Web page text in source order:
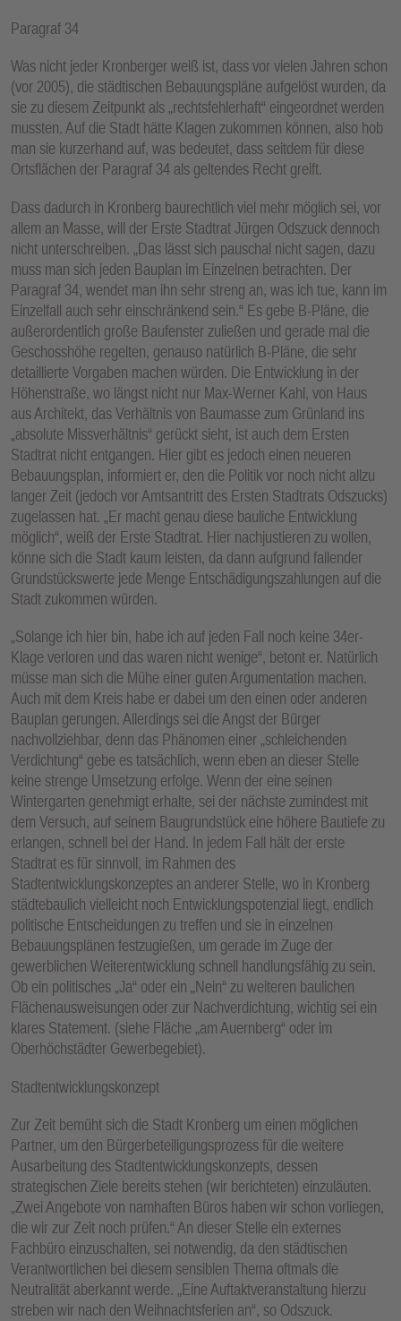
Paragraf 34
Was nicht jeder Kronberger weiß ist, dass vor vielen Jahren schon
(vor 2005), die städtischen Bebauungspläne aufgelöst wurden, da
sie zu diesem Zeitpunkt als „rechtsfehlerhaft“ eingeordnet werden
mussten. Auf die Stadt hätte Klagen zukommen können, also hob
man sie kurzerhand auf, was bedeutet, dass seitdem für diese
Ortsflächen der Paragraf 34 als geltendes Recht greift.
Dass dadurch in Kronberg baurechtlich viel mehr möglich sei, vor
allem an Masse, will der Erste Stadtrat Jürgen Odszuck dennoch
nicht unterschreiben. „Das lässt sich pauschal nicht sagen, dazu
muss man sich jeden Bauplan im Einzelnen betrachten. Der
Paragraf 34, wendet man ihn sehr streng an, was ich tue, kann im
Einzelfall auch sehr einschränkend sein.“ Es gebe B-Pläne, die
außerordentlich große Baufenster zuließen und gerade mal die
Geschosshöhe regelten, genauso natürlich B-Pläne, die sehr
detaillierte Vorgaben machen würden. Die Entwicklung in der
Höhenstraße, wo längst nicht nur Max-Werner Kahl, von Haus
aus Architekt, das Verhältnis von Baumasse zum Grünland ins
„absolute Missverhältnis“ gerückt sieht, ist auch dem Ersten
Stadtrat nicht entgangen. Hier gibt es jedoch einen neueren
Bebauungsplan, informiert er, den die Politik vor noch nicht allzu
langer Zeit (jedoch vor Amtsantritt des Ersten Stadtrats Odszucks)
zugelassen hat. „Er macht genau diese bauliche Entwicklung
möglich“, weiß der Erste Stadtrat. Hier nachjustieren zu wollen,
könne sich die Stadt kaum leisten, da dann aufgrund fallender
Grundstückswerte jede Menge Entschädigungszahlungen auf die
Stadt zukommen würden.
„Solange ich hier bin, habe ich auf jeden Fall noch keine 34er-
Klage verloren und das waren nicht wenige“, betont er. Natürlich
müsse man sich die Mühe einer guten Argumentation machen.
Auch mit dem Kreis habe er dabei um den einen oder anderen
Bauplan gerungen. Allerdings sei die Angst der Bürger
nachvollziehbar, denn das Phänomen einer „schleichenden
Verdichtung“ gebe es tatsächlich, wenn eben an dieser Stelle
keine strenge Umsetzung erfolge. Wenn der eine seinen
Wintergarten genehmigt erhalte, sei der nächste zumindest mit
dem Versuch, auf seinem Baugrundstück eine höhere Bautiefe zu
erlangen, schnell bei der Hand. In jedem Fall hält der erste
Stadtrat es für sinnvoll, im Rahmen des
Stadtentwicklungskonzeptes an anderer Stelle, wo in Kronberg
städtebaulich vielleicht noch Entwicklungspotenzial liegt, endlich
politische Entscheidungen zu treffen und sie in einzelnen
Bebauungsplänen festzugießen, um gerade im Zuge der
gewerblichen Weiterentwicklung schnell handlungsfähig zu sein.
Ob ein politisches „Ja“ oder ein „Nein“ zu weiteren baulichen
Flächenausweisungen oder zur Nachverdichtung, wichtig sei ein
klares Statement. (siehe Fläche „am Auernberg“ oder im
Oberhöchstädter Gewerbegebiet).
Stadtentwicklungskonzept
Zur Zeit bemüht sich die Stadt Kronberg um einen möglichen
Partner, um den Bürgerbeteiligungsprozess für die weitere
Ausarbeitung des Stadtentwicklungskonzepts, dessen
strategischen Ziele bereits stehen (wir berichteten) einzuläuten.
„Zwei Angebote von namhaften Büros haben wir schon vorliegen,
die wir zur Zeit noch prüfen.“ An dieser Stelle ein externes
Fachbüro einzuschalten, sei notwendig, da den städtischen
Verantwortlichen bei diesem sensiblen Thema oftmals die
Neutralität aberkannt werde. „Eine Auftaktveranstaltung hierzu
streben wir nach den Weihnachtsferien an“, so Odszuck.